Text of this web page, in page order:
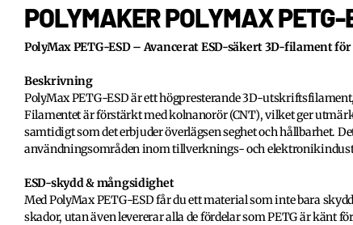
POLYMAKER POLYMAX PETG-
PolyMax PETG-ESD – Avancerat ESD-säkert 3D-filament
Beskrivning
PolyMax PETG-ESD är ett högpresterande 3D-
Filamentet är förstärkt med kolnanorör (CNT), vilket ger
samtidigt som det erbjuder överlägsen seghet och hållbarhet.
användningsområden inom tillverknings- och
ESD-skydd & mångsidighet
Med PolyMax PETG-ESD får du ett material som inte bara
skador, utan även levererar alla de fördelar som PETG är känt